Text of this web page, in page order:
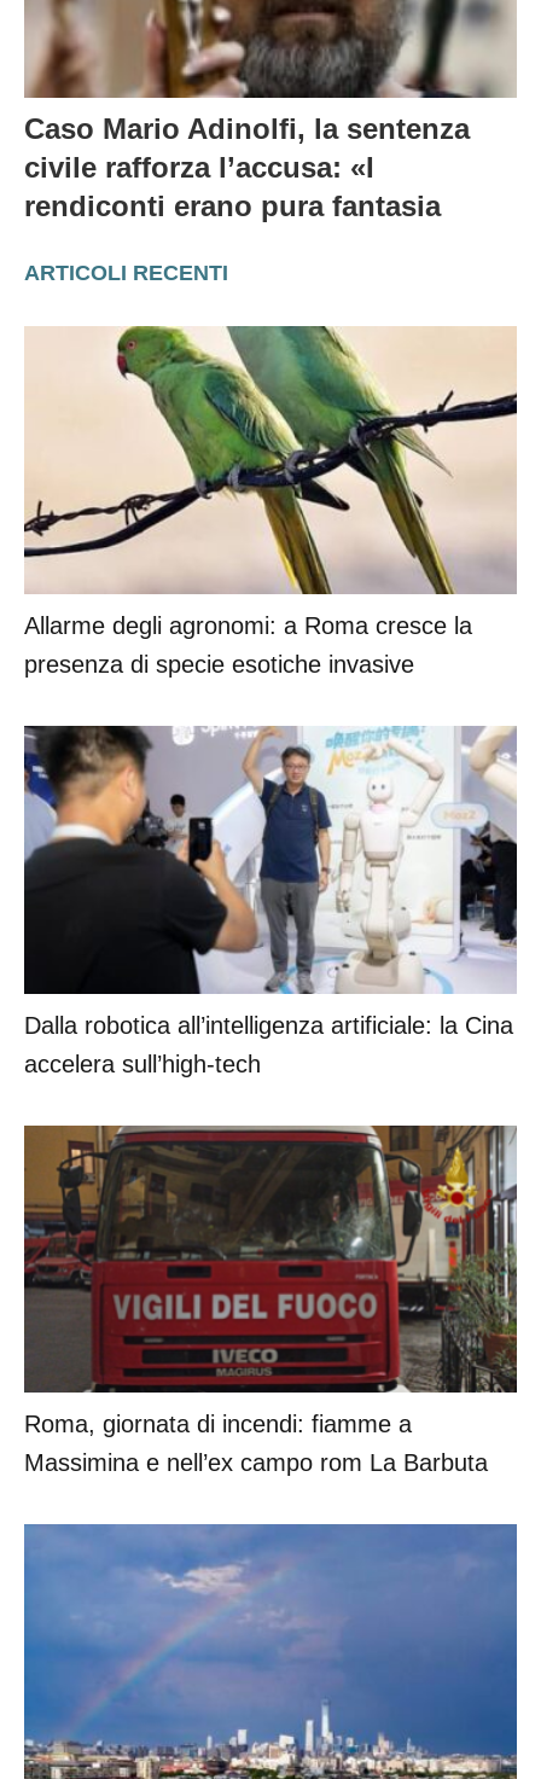
Caso Mario Adinolfi, la sentenza
civile rafforza l’accusa: «I
rendiconti erano pura fantasia
ARTICOLI RECENTI
Allarme degli agronomi: a Roma cresce la
presenza di specie esotiche invasive
Dalla robotica all’intelligenza artificiale: la Cina
accelera sull’high-tech
Roma, giornata di incendi: fiamme a
Massimina e nell’ex campo rom La Barbuta